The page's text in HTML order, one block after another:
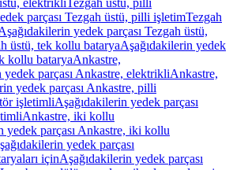
elektrikli Tezgah üstü, pilli
parçası Tezgah üstü, pilli işletimTezgah
yedek parçası Tezgah üstü,
üstü, tek kollu bataryaAşağıdakilerin yedek
kollu bataryaAnkastre,
yedek parçası Ankastre, elektrikliAnkastre,
yedek parçası Ankastre, pilli
işletimliAşağıdakilerin yedek parçası
Ankastre, iki kollu
yedek parçası Ankastre, iki kollu
yedek parçası
içinAşağıdakilerin yedek parçası